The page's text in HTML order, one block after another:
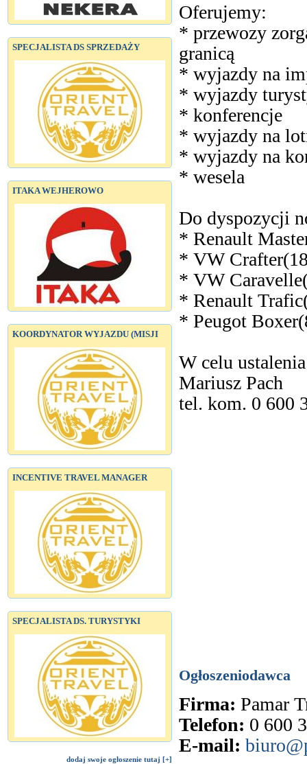
SPECJALISTA DS SPRZEDAŻY
ITAKA WEJHEROWO
KOORDYNATOR WYJAZDU (MISJI
INCENTIVE TRAVEL MANAGER
SPECJALISTA DS. TURYSTYKI
dodaj swoje ogłoszenie tutaj [+]
Oferujemy:
* przewozy
granicą
* wyjazdy na
* wyjazdy
* konferencje
* wyjazdy na
* wyjazdy na
* wesela
Do dyspozycji
* Renault
* VW
* VW
* Renault
* Peugot
W celu
Mariusz Pach
tel. kom. 0 600
Ogłoszeniodawca
Firma: Pamar
Telefon: 0 600
E-mail: